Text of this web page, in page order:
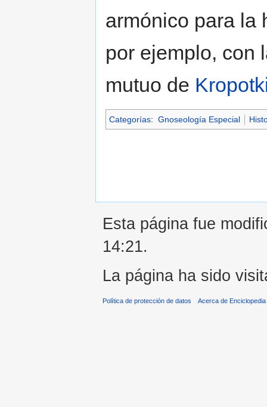
armónico para la
por ejemplo, con
mutuo de
Categorías: Gnoseología Especial
Esta página fue
14:21.
La página ha sido
Política de protección de datos Acerca de